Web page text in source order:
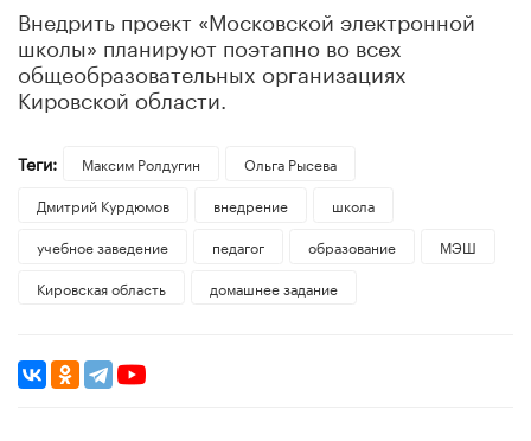
Внедрить проект «Московской электронной
школы» планируют поэтапно во всех
общеобразовательных организациях
Кировской области.
Теги: Максим Ролдугин
Ольга Рысева
Дмитрий Курдюмов
внедрение
школа
учебное заведение
педагог образование
МЭШ
Кировская область
домашнее задание